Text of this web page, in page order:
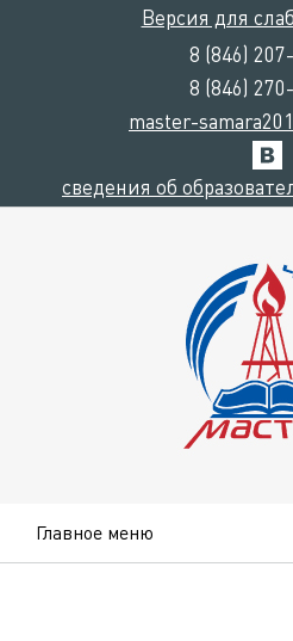
Версия для
8 (846)
8 (846)
master-
сведения об
Главное меню